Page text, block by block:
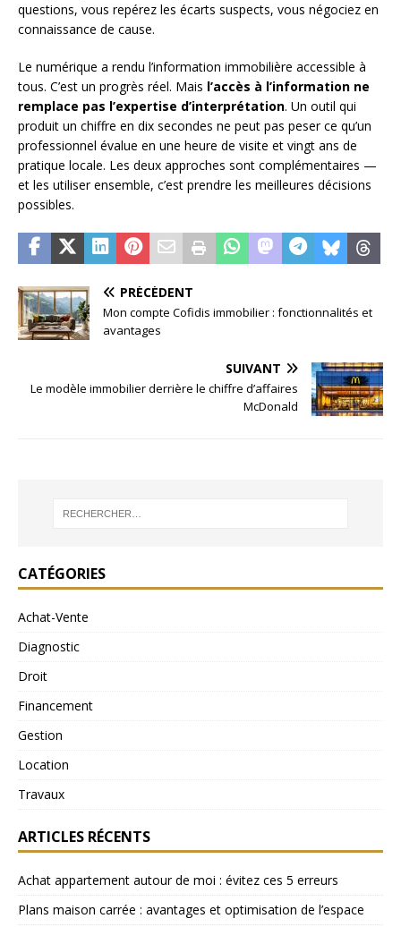
questions, vous repérez les écarts suspects, vous négociez en
connaissance de cause.
Le numérique a rendu l’information immobilière accessible à
tous. C’est un progrès réel. Mais l’accès à l’information ne
remplace pas l’expertise d’interprétation. Un outil qui
produit un chiffre en dix secondes ne peut pas peser ce qu’un
professionnel évalue en une heure de visite et vingt ans de
pratique locale. Les deux approches sont complémentaires —
et les utiliser ensemble, c’est prendre les meilleures décisions
possibles.
PRÉCÉDENT
Mon compte Cofidis immobilier : fonctionnalités et
avantages
SUIVANT
Le modèle immobilier derrière le chiffre d’affaires
McDonald
CATÉGORIES
Achat-Vente
Diagnostic
Droit
Financement
Gestion
Location
Travaux
ARTICLES RÉCENTS
Achat appartement autour de moi : évitez ces 5 erreurs
Plans maison carrée : avantages et optimisation de l’espace